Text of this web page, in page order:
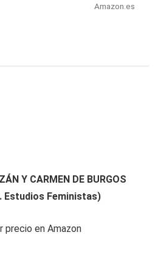
Amazon.es
Y CARMEN DE BURGOS
Estudios Feministas)
precio en Amazon